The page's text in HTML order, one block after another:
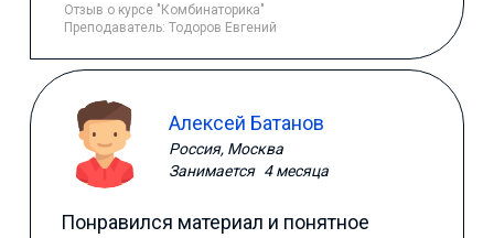
Отзыв о курсе "Комбинаторика"
Преподаватель: Тодоров Евгений
Алексей Батанов
Россия, Москва
Занимается 4 месяца
Понравился материал и понятное